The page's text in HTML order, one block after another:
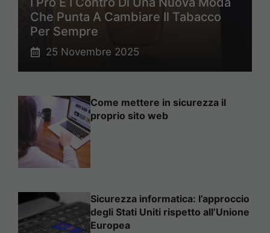
Che Punta A Cambiare Il Tabacco
Per Sempre
25 Novembre 2025
Come mettere in sicurezza il
proprio sito web
Sicurezza informatica: l’approccio
degli Stati Uniti rispetto all’Unione
Europea